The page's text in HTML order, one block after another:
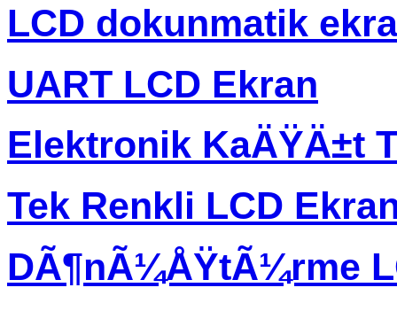
LCD dokunmatik
UART LCD Ekran
Elektronik KaÄŸÄ±t
Tek Renkli LCD
DÃ¶nÃ¼ÅŸtÃ¼rme